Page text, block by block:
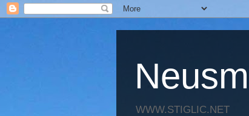
WWW.STIGLIC.NET